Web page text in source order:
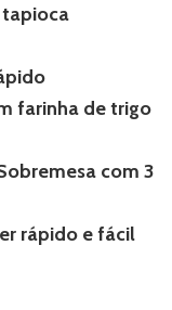
tapioca
farinha de trigo
com 3
rápido e fácil